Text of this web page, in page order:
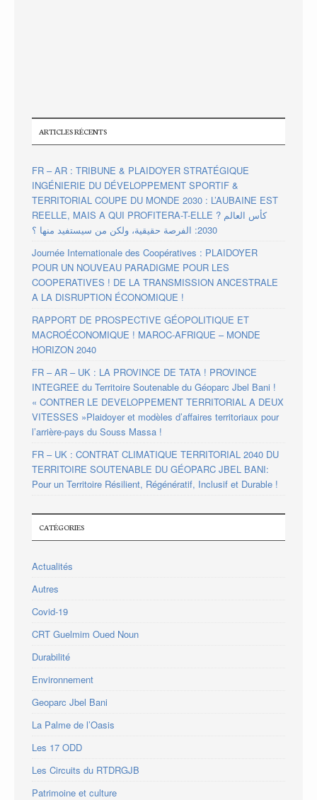
ARTICLES RÉCENTS
FR – AR : TRIBUNE & PLAIDOYER STRATÉGIQUE
INGÉNIERIE DU DÉVELOPPEMENT SPORTIF &
TERRITORIAL COUPE DU MONDE 2030 : L’AUBAINE EST
REELLE, MAIS A QUI PROFITERA-T-ELLE ? كأس العالم
2030: الفرصة حقيقية، ولكن من سيستفيد منها ؟
Journée Internationale des Coopératives : PLAIDOYER
POUR UN NOUVEAU PARADIGME POUR LES
COOPERATIVES ! DE LA TRANSMISSION ANCESTRALE
A LA DISRUPTION ÉCONOMIQUE !
RAPPORT DE PROSPECTIVE GÉOPOLITIQUE ET
MACROÉCONOMIQUE ! MAROC-AFRIQUE – MONDE
HORIZON 2040
FR – AR – UK : LA PROVINCE DE TATA ! PROVINCE
INTEGREE du Territoire Soutenable du Géoparc Jbel Bani !
« CONTRER LE DEVELOPPEMENT TERRITORIAL A DEUX
VITESSES »Plaidoyer et modèles d’affaires territoriaux pour
l’arrière-pays du Souss Massa !
FR – UK : CONTRAT CLIMATIQUE TERRITORIAL 2040 DU
TERRITOIRE SOUTENABLE DU GÉOPARC JBEL BANI:
Pour un Territoire Résilient, Régénératif, Inclusif et Durable !
CATÉGORIES
Actualités
Autres
Covid-19
CRT Guelmim Oued Noun
Durabilité
Environnement
Geoparc Jbel Bani
La Palme de l’Oasis
Les 17 ODD
Les Circuits du RTDRGJB
Patrimoine et culture